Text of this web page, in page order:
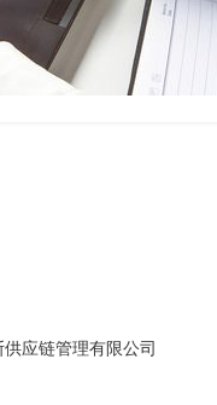
应链管理有限公司